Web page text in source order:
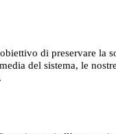
di preservare
del sistema, le